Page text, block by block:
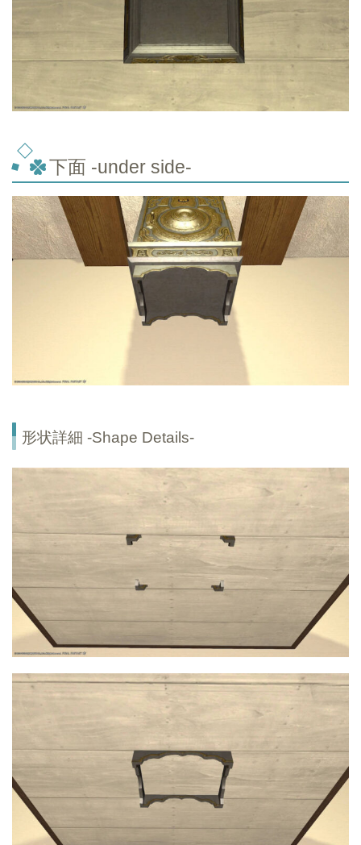
下面 -under side-
形状詳細 -Shape Details-